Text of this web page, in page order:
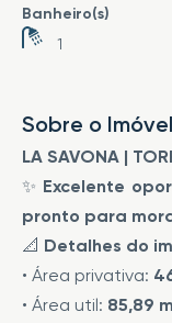
Banheiro(s)
1
Sobre o Imóvel
LA SAVONA |
✨ Excelente
pronto para
📐 Detalhes do
• Área privativa:
• Área util: 85,89